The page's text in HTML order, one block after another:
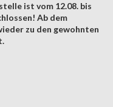
ist vom 12.08. bis
Ab dem
zu den gewohnten